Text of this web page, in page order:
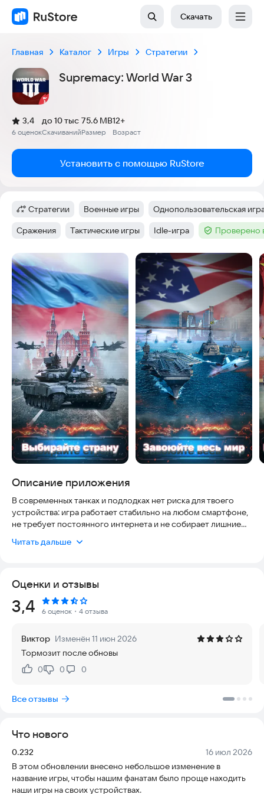
Скачать
Главная Каталог Игры Стратегии
Supremacy: World War 3
Рейтинг:
3,4
(
6 оценок
)
Скачиваний
до 10 тыс
Размер
75.6 MB
Возраст
12+
Установить с помощью RuStore
Категория:
Стратегии Тег:
Военные игры Тег:
Однопользовательская
Тег:
Сражения Тег:
Тактические игры Тег:
Idle-игра Тег :Проверено
Скриншоты
Описание приложения
В современных танках и подлодках нет риска для твоего
устройства: игра работает стабильно на любом смартфоне,
не требует постоянного интернета и не собирает лишние
глобальном масштабе.
угрозу Третьей мировой войны. Собирай ресурсы, создавай
союзы и развивай экономику. Изучай оружие массового
поражения и рискуй всем, чтобы стать главной
сверхдержавой.
Выбери умные альянсы или жесткую экспансию. Начни
скрытную войну или ядерную катастрофу. Твоя военная
мощь ждет приказов круглосуточно. Готов командовать?
времени здесь огромная карта, много военных отрядов и
рейтинге и стань одним из лучших игроков.
✔ До 100 реальных игроков в одной партии
✔ Отряды двигаются в реальном времени
Читать дальше
Оценки и отзывы
Рейтинг:
3,4 6 оценок ・4 отзыва
Виктор Изменён 11 июн 2026
Тормозит после обновы
Нравится:
0Не нравится:
0 0
Все отзывы
Что нового
Версия:
0.232 Дата:
16 июл 2026
В этом обновлении внесено небольшое изменение в
название игры, чтобы нашим фанатам было проще находить
наши игры на своих устройствах.